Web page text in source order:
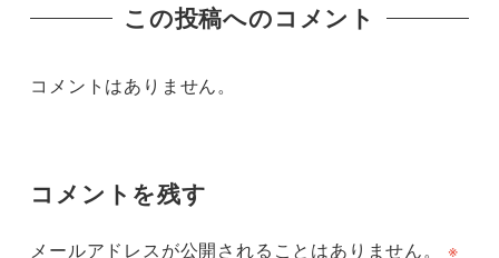
この投稿へのコメント
コメントはありません。
コメントを残す
メールアドレスが公開されることはありません。
※